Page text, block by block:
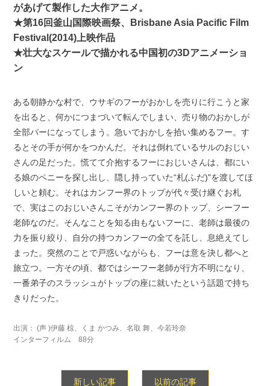
があげて製作した大作アニメ。
★第16回釜山国際映画祭、Brisbane Asia Pacific Film
Festival(2014)上映作品
★壮大なスケールで描かれる中国初の3Dアニメーショ
ン
ある朝静かな村で、ウサギのフーがおかしを売りに行こうと家
を出ると、何かにつまづいて転んでしまい、売り物のおかしが
全部パーになってしまう。急いでおかしを拾い集めるフー。す
るとその手が何かをつかんだ。それは倒れているサルのおじい
さんの足だった。慌てて介抱するフーにおじいさんは、都にい
る娘のペニーを探し出し、隠し持っていた“札(ふだ)"を渡してほ
しいと頼む。それはカンフー界のトップが代々受け継ぐお札
で、実はこのおじいさんこそがカンフー界のトップ、シーフー
老師なのだ。そんなことを知る由もないフーに、老師は最後の
力を振り絞り、自分の持つカンフーの全てを託し、息絶えてし
まった。突然のことで戸惑いながらも、フーは意を決し都へと
旅立つ。一方その頃、都ではシーフー老師が行方不明になり、
一番弟子のスラッシュがトップの座に就いたという話題で持ち
きりだった。
出演： (声 )伊藤 椋、くま かつみ、名取 舞、今若玲奈
インターフィルム 88分
新しい記事 以前の記事